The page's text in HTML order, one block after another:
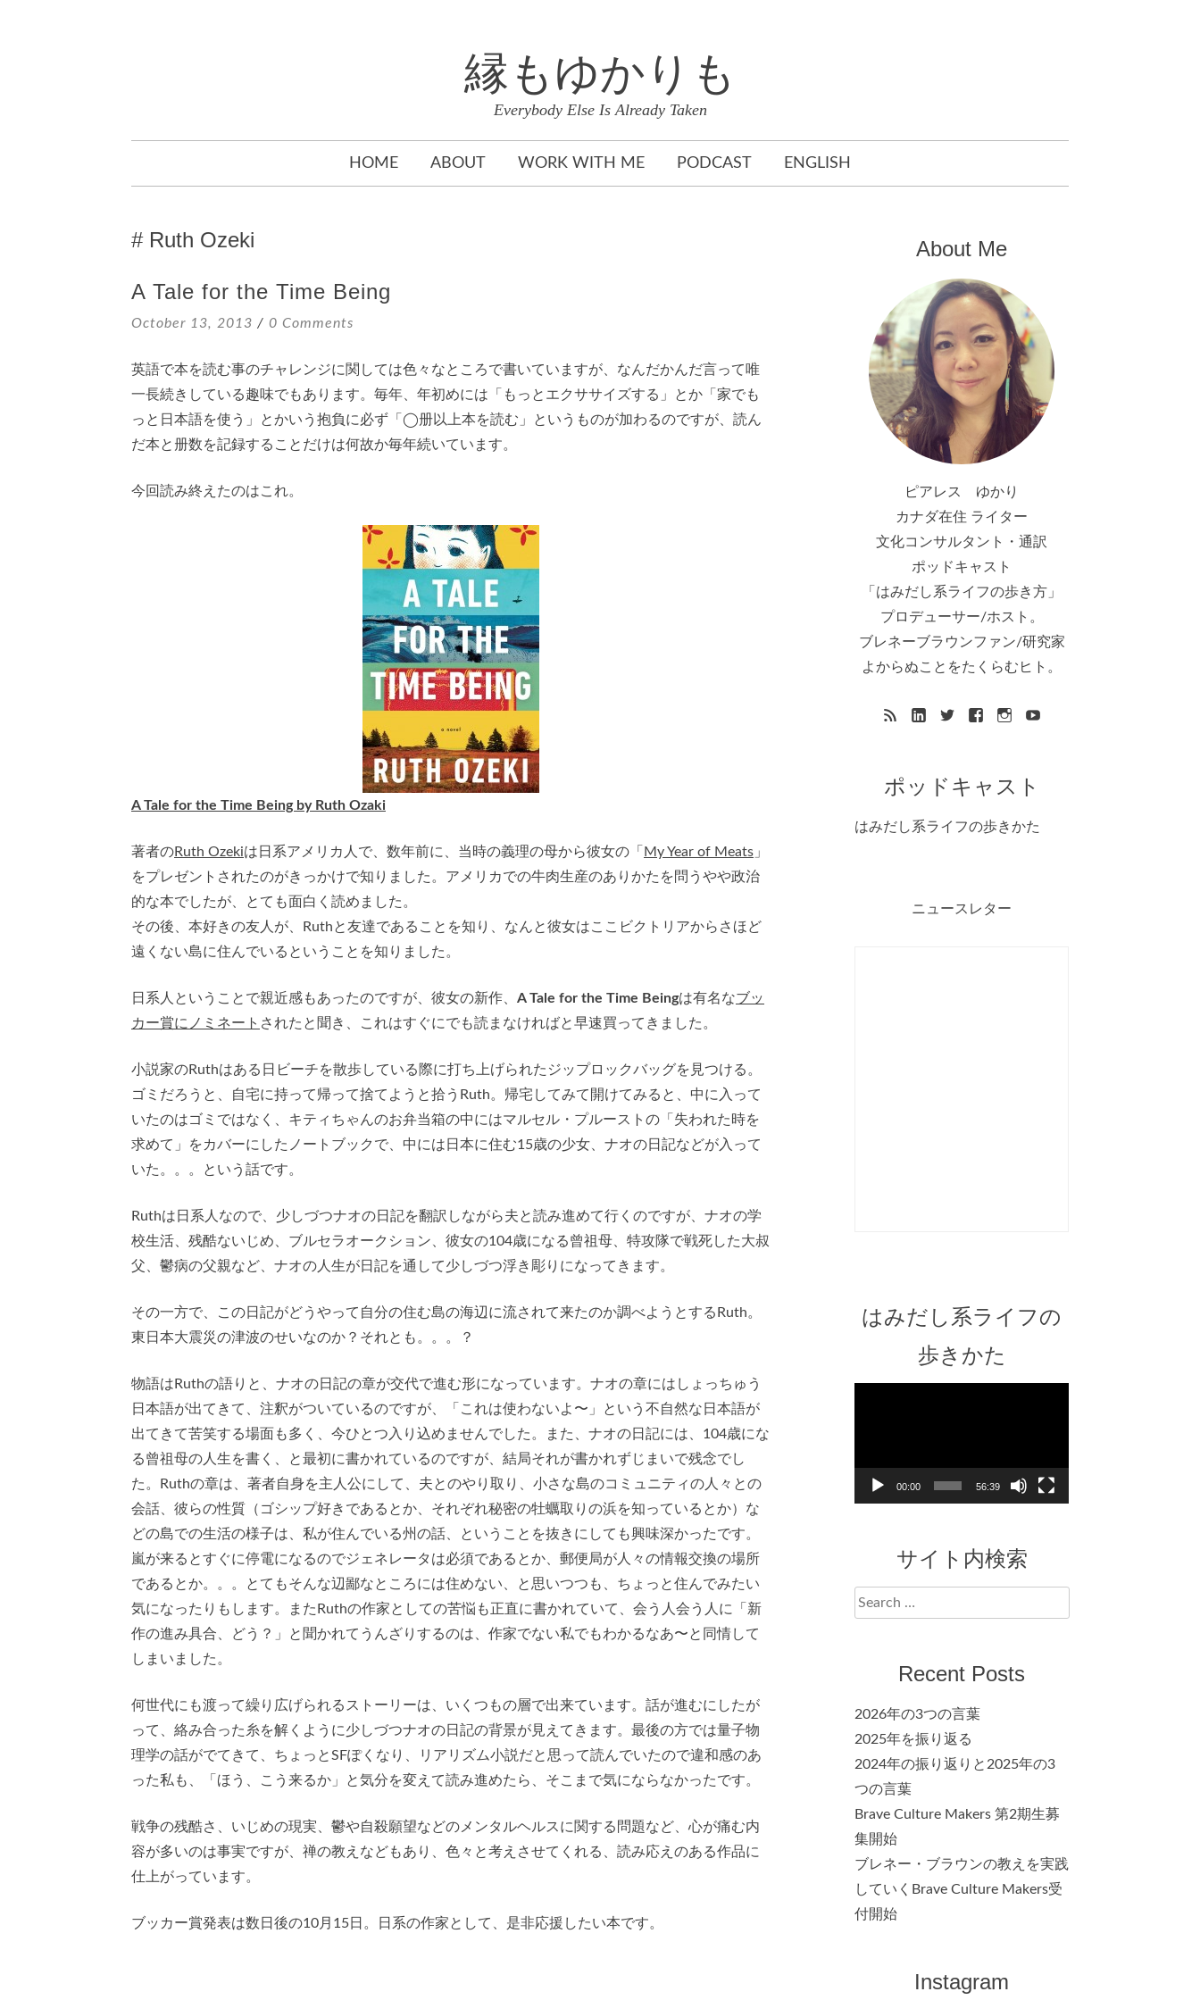
縁もゆかりも
Everybody Else Is Already Taken
TO
HOME ABOUT WORK WITH ME PODCAST ENGLISH
Ruth Ozeki
A Tale for the Time Being
October 13, 2013 0 Comments
英語で本を読む事のチャレンジに関しては色々なところで書いていますが、なんだかんだ言って唯
一長続きしている趣味でもあります。毎年、年初めには「もっとエクササイズする」とか「家でも
っと日本語を使う」とかいう抱負に必ず「◯册以上本を読む」というものが加わるのですが、読ん
だ本と册数を記録することだけは何故か毎年続いています。
今回読み終えたのはこれ。
A Tale for the Time Being by Ruth Ozaki
著者のRuth Ozekiは日系アメリカ人で、数年前に、当時の義理の母から彼女の「 My Year of Meats 」
をプレゼントされたのがきっかけで知りました。アメリカでの牛肉生産のありかたを問うやや政治
的な本でしたが、とても面白く読めました。
その後、本好きの友人が、Ruthと友達であることを知り、なんと彼女はここビクトリアからさほど
遠くない島に住んでいるということを知りました。
日系人ということで親近感もあったのですが、彼女の新作、 A Tale for the Time Beingは有名なブッ
カー賞にノミネート されたと聞き、これはすぐにでも読まなければと早速買ってきました。
小説家のRuthはある日ビーチを散歩している際に打ち上げられたジップロックバッグを見つける。
ゴミだろうと、自宅に持って帰って捨てようと拾うRuth。帰宅してみて開けてみると、中に入って
いたのはゴミではなく、キティちゃんのお弁当箱の中にはマルセル・プルーストの「失われた時を
求めて」をカバーにしたノートブックで、中には日本に住む15歳の少女、ナオの日記などが入って
いた。。。という話です。
Ruthは日系人なので、少しづつナオの日記を翻訳しながら夫と読み進めて行くのですが、ナオの学
校生活、残酷ないじめ、ブルセラオークション、彼女の104歳になる曾祖母、特攻隊で戦死した大叔
父、鬱病の父親など、ナオの人生が日記を通して少しづつ浮き彫りになってきます。
その一方で、この日記がどうやって自分の住む島の海辺に流されて来たのか調べようとするRuth。
東日本大震災の津波のせいなのか？それとも。。。？
物語はRuthの語りと、ナオの日記の章が交代で進む形になっています。ナオの章にはしょっちゅう
日本語が出てきて、注釈がついているのですが、「これは使わないよ〜」という不自然な日本語が
出てきて苦笑する場面も多く、今ひとつ入り込めませんでした。また、ナオの日記には、104歳にな
る曾祖母の人生を書く、と最初に書かれているのですが、結局それが書かれずじまいで残念でし
た。Ruthの章は、著者自身を主人公にして、夫とのやり取り、小さな島のコミュニティの人々との
会話、彼らの性質（ゴシップ好きであるとか、それぞれ秘密の牡蠣取りの浜を知っているとか）な
どの島での生活の様子は、私が住んでいる州の話、ということを抜きにしても興味深かったです。
嵐が来るとすぐに停電になるのでジェネレータは必須であるとか、郵便局が人々の情報交換の場所
であるとか。。。とてもそんな辺鄙なところには住めない、と思いつつも、ちょっと住んでみたい
気になったりもします。またRuthの作家としての苦悩も正直に書かれていて、会う人会う人に「新
作の進み具合、どう？」と聞かれてうんざりするのは、作家でない私でもわかるなあ〜と同情して
しまいました。
何世代にも渡って繰り広げられるストーリーは、いくつもの層で出来ています。話が進むにしたが
って、絡み合った糸を解くように少しづつナオの日記の背景が見えてきます。最後の方では量子物
理学の話がでてきて、ちょっとSFぽくなり、リアリズム小説だと思って読んでいたので違和感のあ
った私も、「ほう、こう来るか」と気分を変えて読み進めたら、そこまで気にならなかったです。
戦争の残酷さ、いじめの現実、鬱や自殺願望などのメンタルヘルスに関する問題など、心が痛む内
容が多いのは事実ですが、禅の教えなどもあり、色々と考えさせてくれる、読み応えのある作品に
仕上がっています。
ブッカー賞発表は数日後の10月15日。日系の作家として、是非応援したい本です。
About Me
ピアレス ゆかり
カナダ在住 ライター
文化コンサルタント・通訳
ポッドキャスト
「はみだし系ライフの歩き方」
プロデューサー/ホスト。
ブレネーブラウンファン/研究家
よからぬことをたくらむヒト。
ポッドキャスト
はみだし系ライフの歩きかた
ニュースレター
はみだし系ライフの
歩きかた
00:00 56:39
サイト内検索
Search
for:
Recent Posts
2026年の3つの言葉
2025年を振り返る
2024年の振り返りと2025年の3
つの言葉
Brave Culture Makers 第2期生募
集開始
ブレネー・ブラウンの教えを実践
していくBrave Culture Makers受
付開始
Instagram